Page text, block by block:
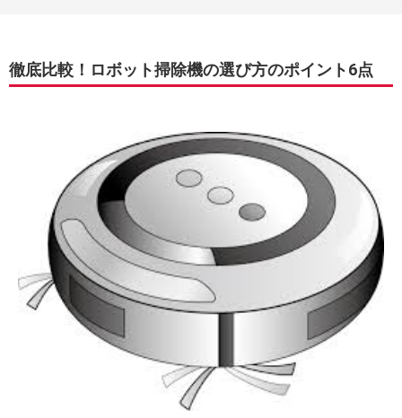
徹底比較！ロボット掃除機の選び方のポイント6点